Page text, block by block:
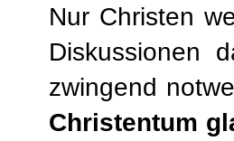
Nur Christen
Diskussionen
zwingend
Christentum